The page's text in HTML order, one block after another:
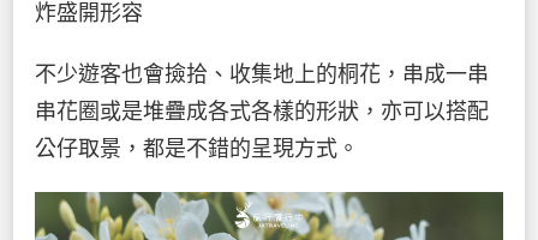
炸盛開形容
不少遊客也會撿拾、收集地上的桐花，串成一串
串花圈或是堆疊成各式各樣的形狀，亦可以搭配
公仔取景，都是不錯的呈現方式。